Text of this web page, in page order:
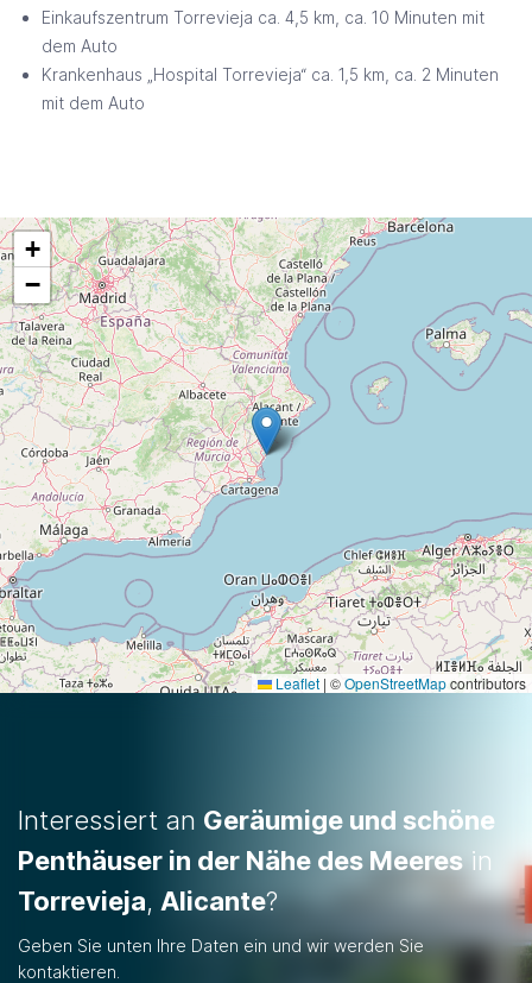
Einkaufszentrum Torrevieja ca. 4,5 km, ca. 10 Minuten mit
dem Auto
Krankenhaus „Hospital Torrevieja“ ca. 1,5 km, ca. 2 Minuten
mit dem Auto
+
−
Leaflet | ©OpenStreetMapcontributors
Interessiert an Geräumige und schöne
Penthäuser in der Nähe des Meeres in
Torrevieja, Alicante?
Geben Sie unten Ihre Daten ein und wir werden Sie
kontaktieren.